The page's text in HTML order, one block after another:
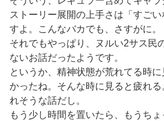
ストーリー展開の上手さは「すご
すよ。こんなバカでも、さすがに。
それでもやっぱり、ヌルい2サス民
ないお話だったようです。
というか、精神状態が荒れてる時
かったね。そんな時に見ると疲れ
れそうな話だし。
もう少し時間を置いたら、もうち